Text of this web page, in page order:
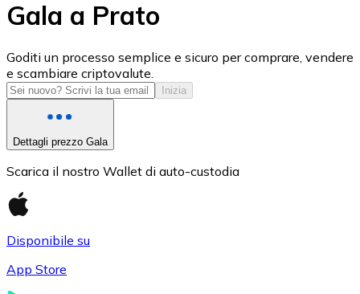
USD Coin
USDC
Gala a Prato
Goditi un processo semplice e sicuro per comprare, vendere
e scambiare criptovalute.
Inizia
Dettagli prezzo Gala
Scarica il nostro Wallet di auto-custodia
Disponibile su
App Store